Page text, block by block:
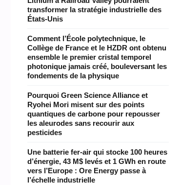
transformer la stratégie industrielle des
États-Unis
Comment l’École polytechnique, le
Collège de France et le HZDR ont obtenu
ensemble le premier cristal temporel
photonique jamais créé, bouleversant les
fondements de la physique
Pourquoi Green Science Alliance et
Ryohei Mori misent sur des points
quantiques de carbone pour repousser
les aleurodes sans recourir aux
pesticides
Une batterie fer-air qui stocke 100 heures
d’énergie, 43 M$ levés et 1 GWh en route
vers l’Europe : Ore Energy passe à
l’échelle industrielle